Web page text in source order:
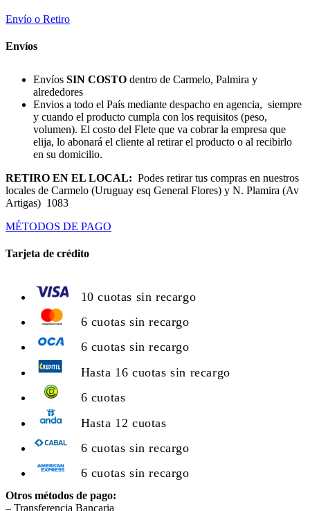
Envío o Retiro
Envíos
Envíos SIN COSTO dentro de Carmelo, Palmira y
alrededores
Envios a todo el País mediante despacho en agencia, siempre
y cuando el producto cumpla con los requisitos (peso,
volumen). El costo del Flete que va cobrar la empresa que
elija, lo abonará el cliente al retirar el producto o al recibirlo
en su domicilio.
RETIRO EN EL LOCAL: Podes retirar tus compras en nuestros
locales de Carmelo (Uruguay esq General Flores) y N. Plamira (Av
Artigas) 1083
MÉTODOS DE PAGO
Tarjeta de crédito
10 cuotas sin recargo
6 cuotas sin recargo
6 cuotas sin recargo
Hasta 16 cuotas sin recargo
6 cuotas
Hasta 12 cuotas
6 cuotas sin recargo
6 cuotas sin recargo
Otros métodos de pago:
– Transferencia Bancaria